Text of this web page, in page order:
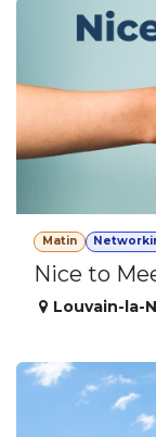
Matin
Nice to
Louvain-la-